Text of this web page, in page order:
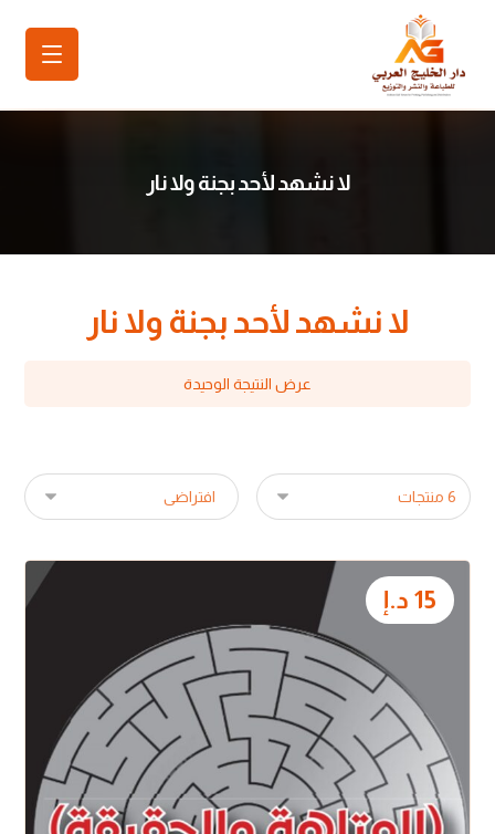
لا نشهد لأحد بجنة ولا نار
لا نشهد لأحد بجنة ولا نار
عرض النتيجة الوحيدة
15 د.إ